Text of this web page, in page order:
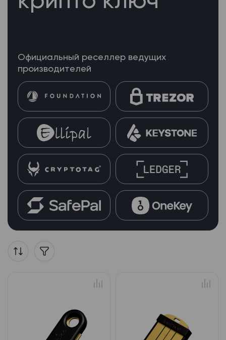
Официальный реселлер ведущих
производителей